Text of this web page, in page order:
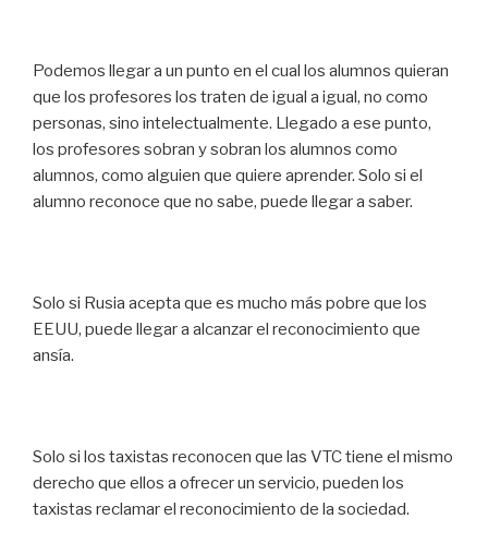
Podemos llegar a un punto en el cual los alumnos quieran
que los profesores los traten de igual a igual, no como
personas, sino intelectualmente. Llegado a ese punto,
los profesores sobran y sobran los alumnos como
alumnos, como alguien que quiere aprender. Solo si el
alumno reconoce que no sabe, puede llegar a saber.
Solo si Rusia acepta que es mucho más pobre que los
EEUU, puede llegar a alcanzar el reconocimiento que
ansía.
Solo si los taxistas reconocen que las VTC tiene el mismo
derecho que ellos a ofrecer un servicio, pueden los
taxistas reclamar el reconocimiento de la sociedad.